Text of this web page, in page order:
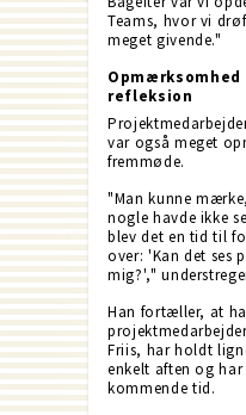
Teams, hvor vi
meget givende."
refleksion
var også meget
fremmøde.
"Man kunne
nogle havde ikke
blev det en tid til
over: 'Kan det ses
mig?',"
Han fortæller, at
Friis, har holdt
enkelt aften og har
kommende tid.